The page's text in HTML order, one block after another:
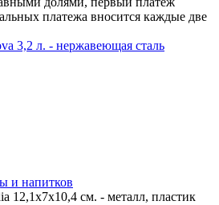
платежа вносится каждые две
3,2 л. - нержавеющая сталь
и напитков
12,1x7x10,4 см. - металл, пластик